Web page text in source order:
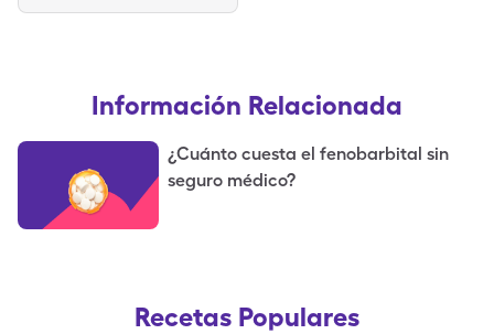
Información Relacionada
¿Cuánto cuesta el fenobarbital sin
seguro médico?
Recetas Populares